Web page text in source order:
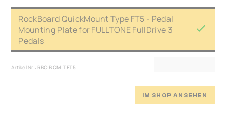
RockBoard QuickMount Type FT5 - Pedal
Mounting Plate for FULLTONE FullDrive 3
Pedals
Artikel Nr.: RBO B QM T FT5
IM SHOP ANSEHEN